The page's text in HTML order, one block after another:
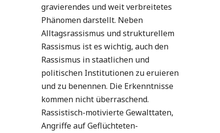
gravierendes und weit verbreitetes
Phänomen darstellt. Neben
Alltagsrassismus und strukturellem
Rassismus ist es wichtig, auch den
Rassismus in staatlichen und
politischen Institutionen zu eruieren
und zu benennen. Die Erkenntnisse
kommen nicht überraschend.
Rassistisch-motivierte Gewalttaten,
Angriffe auf Geflüchteten-